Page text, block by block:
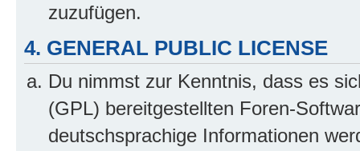
zuzufügen.
4. GENERAL PUBLIC LICENSE
Du nimmst zur Kenntnis, dass es
(GPL) bereitgestellten Foren-
deutschsprachige Informationen